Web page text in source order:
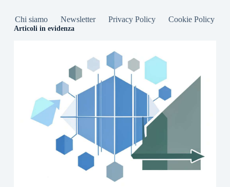
Chi siamo Newsletter Privacy Policy Cookie Policy
Articoli in evidenza